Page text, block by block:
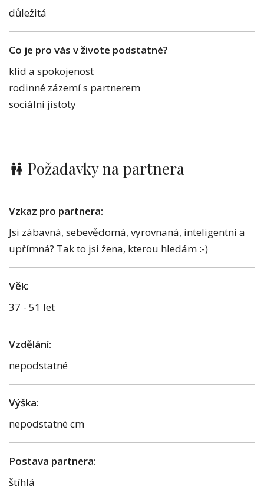
důležitá
Co je pro vás v živote podstatné?
klid a spokojenost
rodinné zázemí s partnerem
sociální jistoty
Požadavky na partnera
Vzkaz pro partnera:
Jsi zábavná, sebevědomá, vyrovnaná, inteligentní a
upřímná? Tak to jsi žena, kterou hledám :-)
Věk:
37 - 51 let
Vzdělání:
nepodstatné
Výška:
nepodstatné cm
Postava partnera:
štíhlá